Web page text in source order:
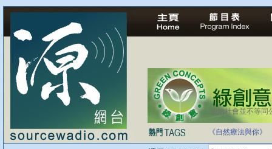
法治社會並不等同
自家教育合法化-
《自然療法與你》